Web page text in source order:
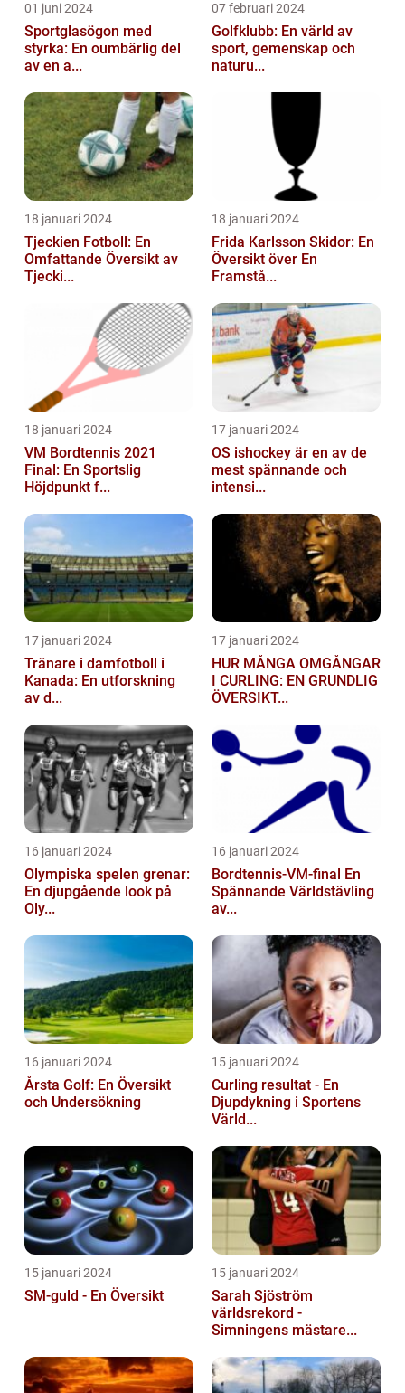
01 juni 2024
Sportglasögon med
styrka: En oumbärlig del
av en a...
07 februari 2024
Golfklubb: En värld av
sport, gemenskap och
naturu...
18 januari 2024
Tjeckien Fotboll: En
Omfattande Översikt av
Tjecki...
18 januari 2024
Frida Karlsson Skidor: En
Översikt över En
Framstå...
18 januari 2024
VM Bordtennis 2021
Final: En Sportslig
Höjdpunkt f...
17 januari 2024
OS ishockey är en av de
mest spännande och
intensi...
17 januari 2024
Tränare i damfotboll i
Kanada: En utforskning
av d...
17 januari 2024
HUR MÅNGA OMGÅNGAR
I CURLING: EN GRUNDLIG
ÖVERSIKT...
16 januari 2024
Olympiska spelen grenar:
En djupgående look på
Oly...
16 januari 2024
Bordtennis-VM-final En
Spännande Världstävling
av...
16 januari 2024
Årsta Golf: En Översikt
och Undersökning
15 januari 2024
Curling resultat - En
Djupdykning i Sportens
Värld...
15 januari 2024
SM-guld - En Översikt
15 januari 2024
Sarah Sjöström
världsrekord -
Simningens mästare...